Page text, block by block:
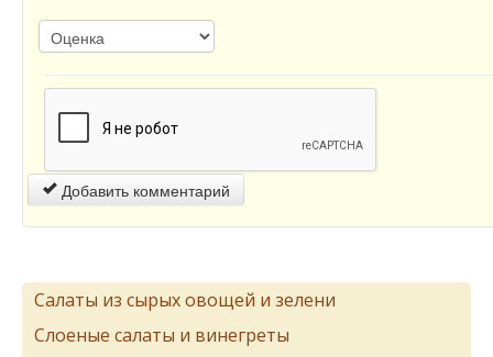
Добавить комментарий
Салаты из сырых овощей и зелени
Слоеные салаты и винегреты